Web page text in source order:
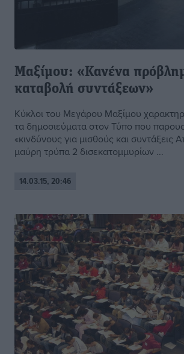
Μαξίμου: «Κανένα
καταβολή συντάξεων»
Κύκλοι του Μεγάρου Μαξίμου
τα δημοσιεύματα στον Τύπο που
«κινδύνους για μισθούς και συντάξεις
μαύρη τρύπα 2 δισεκατομμυρίων ...
14.03.15, 20:46